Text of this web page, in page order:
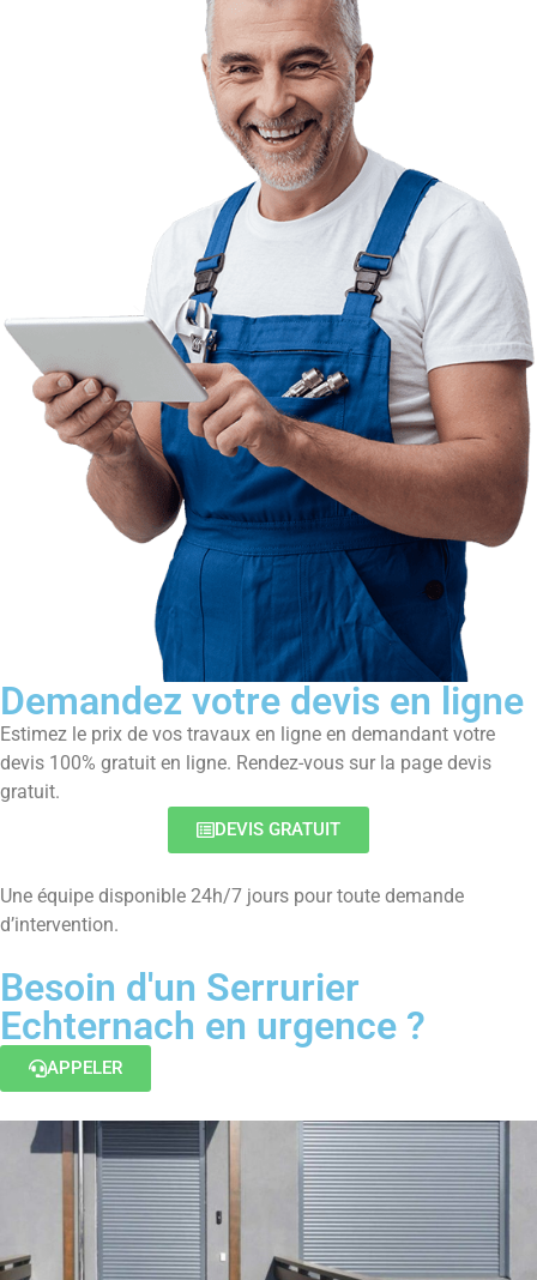
Demandez votre devis en ligne
Estimez le prix de vos travaux en ligne en demandant votre
devis 100% gratuit en ligne. Rendez-vous sur la page devis
gratuit.
DEVIS GRATUIT
Une équipe disponible 24h/7 jours pour toute demande
d’intervention.
Besoin d'un Serrurier
Echternach en urgence ?
APPELER